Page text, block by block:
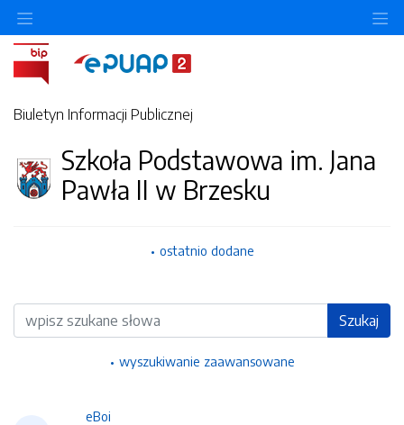
Biuletyn Informacji Publicznej
Szkoła Podstawowa im. Jana
Pawła II w Brzesku
ostatnio dodane
Wyszukiwarka Szukaj
wyszukiwanie zaawansowane
eBoi